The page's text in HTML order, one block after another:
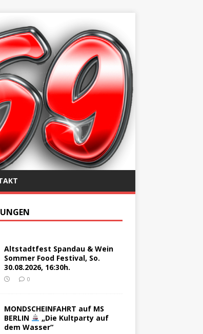
Altstadtfest Spandau & Wein
Sommer Food Festival, So.
30.08.2026, 16:30h.
0
MONDSCHEINFAHRT auf MS
BERLIN
„Die Kultparty auf
dem Wasser“